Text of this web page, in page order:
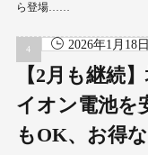
ら登場……
2026年1月18日
【2月も継続
イオン電池を
もOK、お得